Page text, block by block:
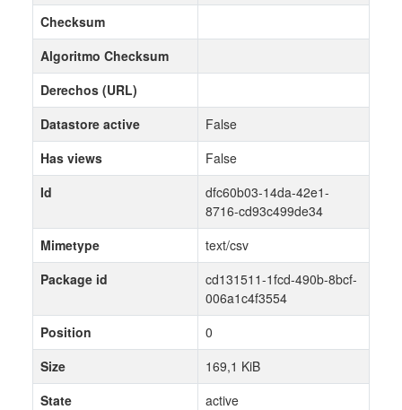
Checksum
Algoritmo Checksum
Derechos (URL)
Datastore active
False
Has views
False
Id
dfc60b03-14da-42e1-
8716-cd93c499de34
Mimetype
text/csv
Package id
cd131511-1fcd-490b-8bcf-
006a1c4f3554
Position
0
Size
169,1 KiB
State
active